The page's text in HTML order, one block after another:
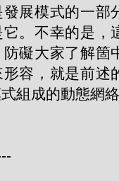
發展模式的一
。不幸的是，
礙大家了解箇
容，就是前述
組成的動態網絡